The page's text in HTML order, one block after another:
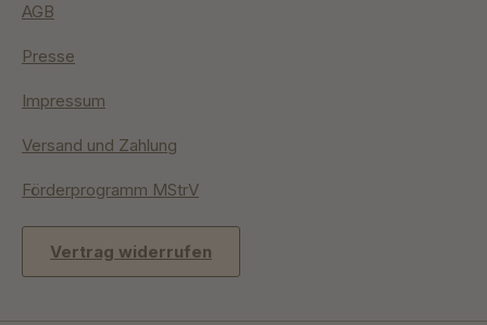
AGB
Presse
Impressum
Versand und Zahlung
Förderprogramm MStrV
Vertrag widerrufen